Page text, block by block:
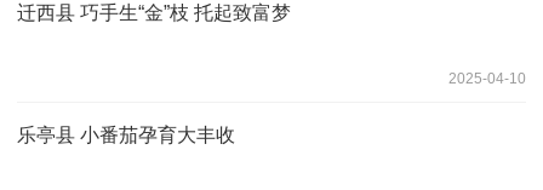
迁西县 巧手生“金”枝 托起致富梦
2025-04-10
乐亭县 小番茄孕育大丰收